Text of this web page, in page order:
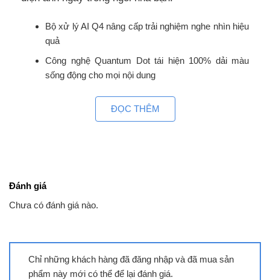
Bộ xử lý AI Q4 nâng cấp trải nghiệm nghe nhìn hiệu
quả
Công nghệ Quantum Dot tái hiện 100% dải màu
sống động cho mọi nội dung
Hệ điều hành One UI Tizen đề xuất nội dung cá
nhân hóa thông minh
hiện đại
Smart Tivi Samsung QLED 4K QA50Q8F gây ấn
được bao bọc bởi khung viền cao cấp, tạo nên vẻ
ngoài thanh thoát, dễ dàng hòa hợp với mọi phong
ĐỌC THÊM
Đánh giá
Chưa có đánh giá nào.
Chỉ những khách hàng đã đăng nhập và đã mua sản
phẩm này mới có thể để lại đánh giá.